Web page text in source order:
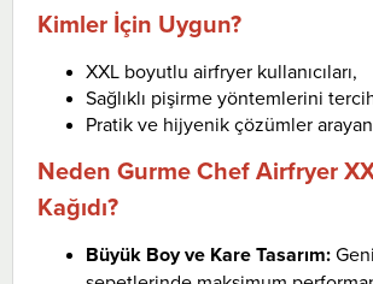
Kimler İçin Uygun?
XXL boyutlu airfryer kullanıcıları,
Sağlıklı pişirme yöntemlerini
Pratik ve hijyenik çözümler
Neden Gurme Chef Airfryer
Kağıdı?
Büyük Boy ve Kare Tasarım: